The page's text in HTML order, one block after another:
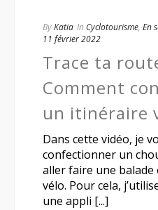
ByKatia In Cyclotourisme, En
11 février 2022
Trace ta
Comment
un itinéraire
Dans cette vidéo, je
confectionner un
aller faire une
vélo. Pour cela,
une appli [...]